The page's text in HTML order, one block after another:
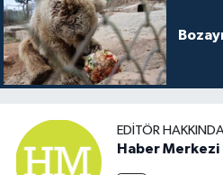
EDITÖR
Haber Merkezi